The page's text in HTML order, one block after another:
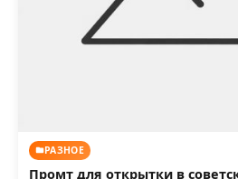
РАЗНОЕ
Промт для открытки в